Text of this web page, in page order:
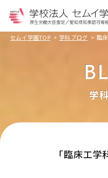
セムイ学園TOP 学科ブログ 臨
学
｢臨床工学